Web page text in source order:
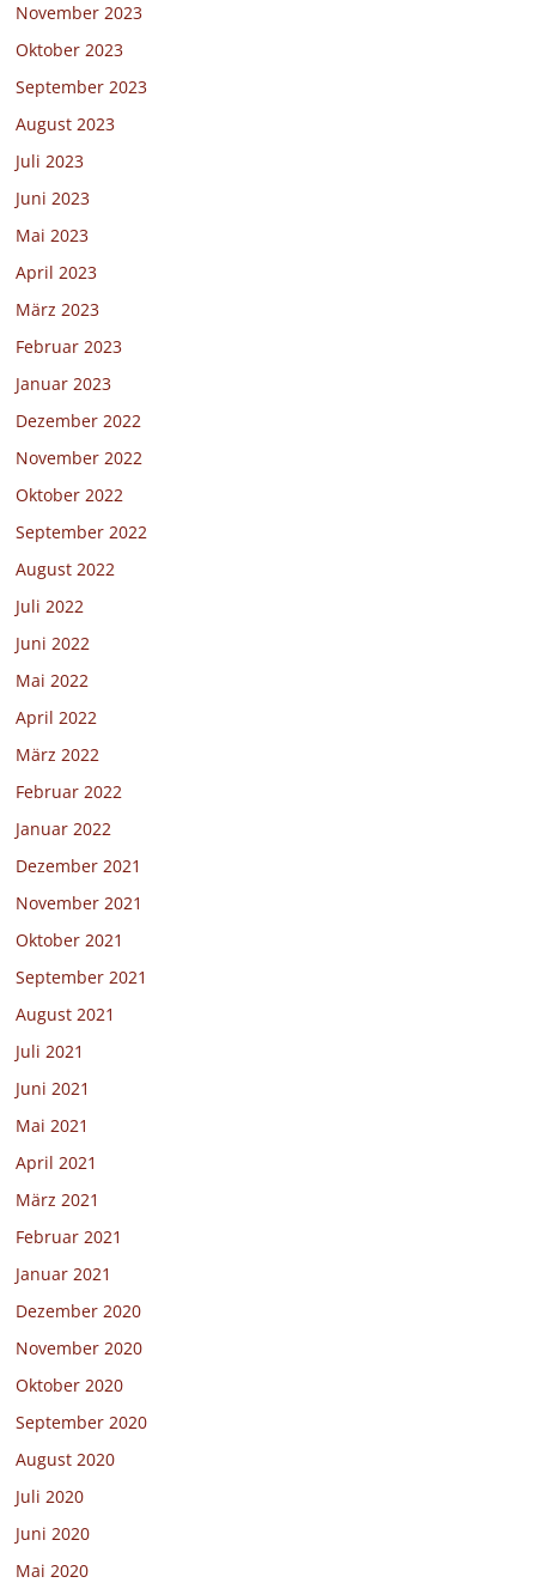
November 2023
Oktober 2023
September 2023
August 2023
Juli 2023
Juni 2023
Mai 2023
April 2023
März 2023
Februar 2023
Januar 2023
Dezember 2022
November 2022
Oktober 2022
September 2022
August 2022
Juli 2022
Juni 2022
Mai 2022
April 2022
März 2022
Februar 2022
Januar 2022
Dezember 2021
November 2021
Oktober 2021
September 2021
August 2021
Juli 2021
Juni 2021
Mai 2021
April 2021
März 2021
Februar 2021
Januar 2021
Dezember 2020
November 2020
Oktober 2020
September 2020
August 2020
Juli 2020
Juni 2020
Mai 2020